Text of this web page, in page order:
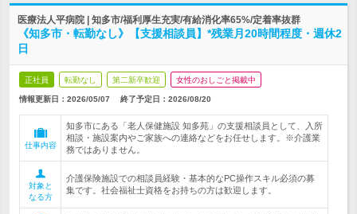
医療法人平病院 | 知多市/福利厚生充実/有給消化率65%/定着率抜群
《知多市・転勤なし》【支援相談員】*残業月20時間程度・週休2
日
正社員 転勤なし 第二新卒歓迎 女性のおしごと掲載中
情報更新日：2026/05/07 終了予定日： 2026/08/20
仕事内容
知多市にある「老人保健施設 知多苑」の支援相談員として、入所
相談・施設案内やご家族への連絡などをお任せします。※介護業
務ではありません。
対象と
なる方
介護保険施設での相談員経験・基本的なPC操作スキル必須の募
集です。社会福祉士資格をお持ちの方は歓迎します。